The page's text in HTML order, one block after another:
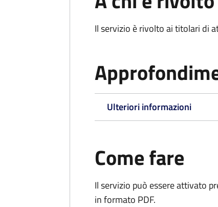
Il servizio è rivolto ai titolari di
Ulteriori informazioni
Come fare
Il servizio può essere attivato
in formato PDF.